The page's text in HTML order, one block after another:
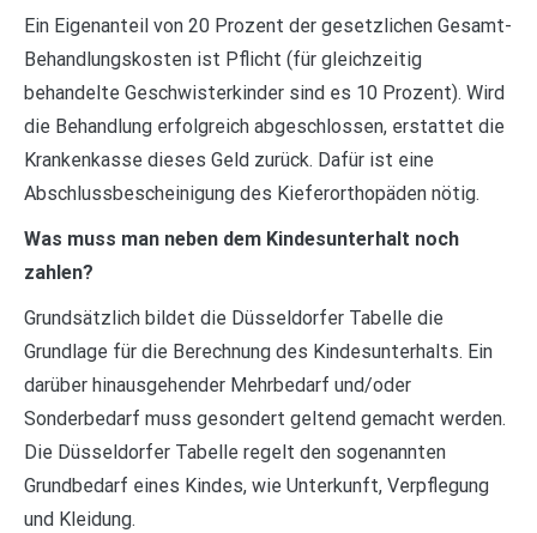
Ein Eigenanteil von 20 Prozent der gesetzlichen Gesamt-
Behandlungskosten ist Pflicht (für gleichzeitig
behandelte Geschwisterkinder sind es 10 Prozent). Wird
die Behandlung erfolgreich abgeschlossen, erstattet die
Krankenkasse dieses Geld zurück. Dafür ist eine
Abschlussbescheinigung des Kieferorthopäden nötig.
Was muss man neben dem Kindesunterhalt noch
zahlen?
Grundsätzlich bildet die Düsseldorfer Tabelle die
Grundlage für die Berechnung des Kindesunterhalts. Ein
darüber hinausgehender Mehrbedarf und/oder
Sonderbedarf muss gesondert geltend gemacht werden.
Die Düsseldorfer Tabelle regelt den sogenannten
Grundbedarf eines Kindes, wie Unterkunft, Verpflegung
und Kleidung.